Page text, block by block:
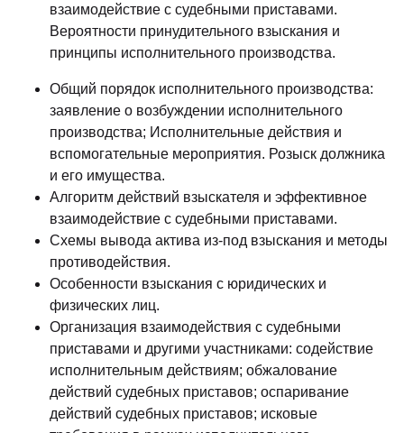
взаимодействие с судебными приставами.
Вероятности принудительного взыскания и
принципы исполнительного производства.
Общий порядок исполнительного производства:
заявление о возбуждении исполнительного
производства; Исполнительные действия и
вспомогательные мероприятия. Розыск должника
и его имущества.
Алгоритм действий взыскателя и эффективное
взаимодействие с судебными приставами.
Схемы вывода актива из-под взыскания и методы
противодействия.
Особенности взыскания с юридических и
физических лиц.
Организация взаимодействия с судебными
приставами и другими участниками: содействие
исполнительным действиям; обжалование
действий судебных приставов; оспаривание
действий судебных приставов; исковые